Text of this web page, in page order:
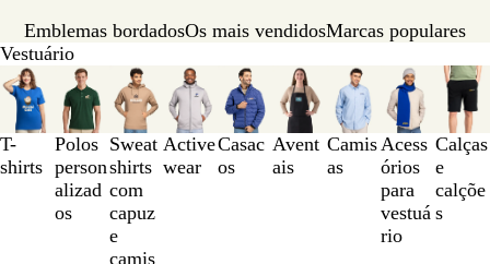
Emblemas bordadosOs mais vendidosMarcas populares
Vestuário
T-
shirts
Polos
person
alizad
os
Sweat
shirts
com
capuz
e
camis
Active
wear
Casac
os
Avent
ais
Camis
as
Acess
órios
para
vestuá
rio
Calças
e
calçõe
s
Diapositivos
1
3
de